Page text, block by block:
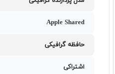
Apple Shared
حافظه گرافیکی
اشتراکی